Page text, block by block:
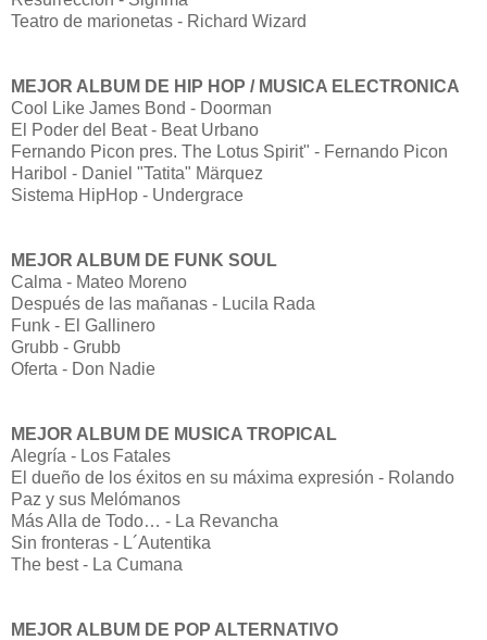
Teatro de marionetas - Richard Wizard
MEJOR ALBUM DE HIP HOP / MUSICA ELECTRONICA
Cool Like James Bond - Doorman
El Poder del Beat - Beat Urbano
Fernando Picon pres. The Lotus Spirit" - Fernando Picon
Haribol - Daniel "Tatita" Märquez
Sistema HipHop - Undergrace
MEJOR ALBUM DE FUNK SOUL
Calma - Mateo Moreno
Después de las mañanas - Lucila Rada
Funk - El Gallinero
Grubb - Grubb
Oferta - Don Nadie
MEJOR ALBUM DE MUSICA TROPICAL
Alegría - Los Fatales
El dueño de los éxitos en su máxima expresión - Rolando
Paz y sus Melómanos
Más Alla de Todo… - La Revancha
Sin fronteras - L´Autentika
The best - La Cumana
MEJOR ALBUM DE POP ALTERNATIVO